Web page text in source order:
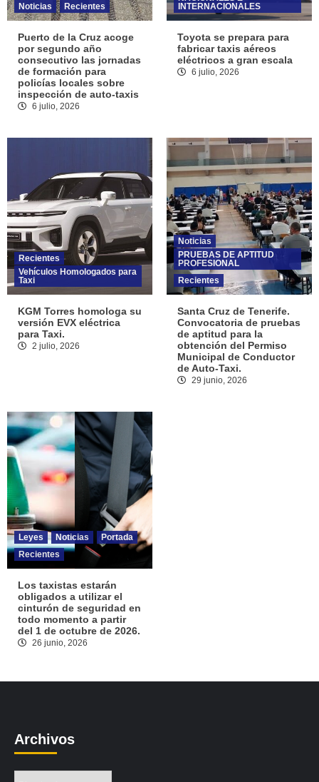
Noticias Recientes
Puerto de la Cruz acoge
por segundo año
consecutivo las jornadas
de formación para
policías locales sobre
inspección de auto-taxis
6 julio, 2026
INTERNACIONALES
Toyota se prepara para
fabricar taxis aéreos
eléctricos a gran escala
6 julio, 2026
Recientes
Vehículos Homologados para
Taxi
KGM Torres homologa su
versión EVX eléctrica
para Taxi.
2 julio, 2026
Noticias
PRUEBAS DE APTITUD
PROFESIONAL
Recientes
Santa Cruz de Tenerife.
Convocatoria de pruebas
de aptitud para la
obtención del Permiso
Municipal de Conductor
de Auto-Taxi.
29 junio, 2026
Leyes Noticias
Portada
Recientes
Los taxistas estarán
obligados a utilizar el
cinturón de seguridad en
todo momento a partir
del 1 de octubre de 2026.
26 junio, 2026
Archivos